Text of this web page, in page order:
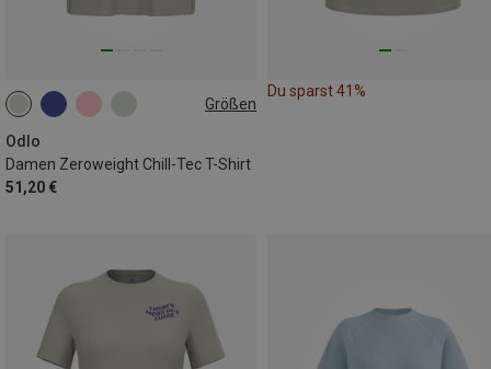
Größen
Odlo
Damen Zeroweight Chill-Tec T-Shirt
51,20 €
XS S
Du sparst 41%